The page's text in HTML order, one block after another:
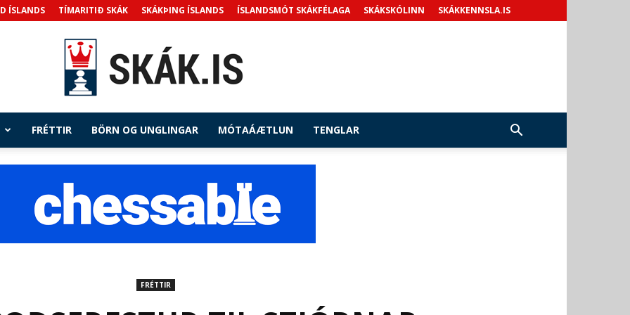
ÍSLANDS TÍMARITIÐ SKÁK SKÁKÞING ÍSLANDS ÍSLANDSMÓT SKÁKFÉLAGA SKÁKSKÓLINN SKÁKKENNSLA.IS
FRÉTTIR BÖRN OG UNGLINGAR MÓTAÁÆTLUN TENGLAR
FRÉTTIR